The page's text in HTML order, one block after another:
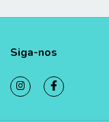
Siga-nos